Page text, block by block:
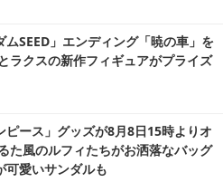
ムSEED」エンディング「暁の車」を
ラクスの新作フィギュアがプライズ
ピース」グッズが8月8日15時よりオ
た風のルフィたちがお洒落なバッグ
可愛いサンダルも